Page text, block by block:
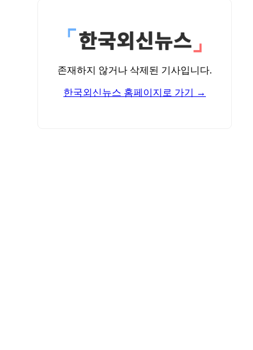
존재하지 않거나 삭제된 기사입니다.
한국외신뉴스 홈페이지로 가기 →